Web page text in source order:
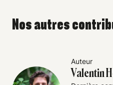
Nos autres
Auteur
Valentin